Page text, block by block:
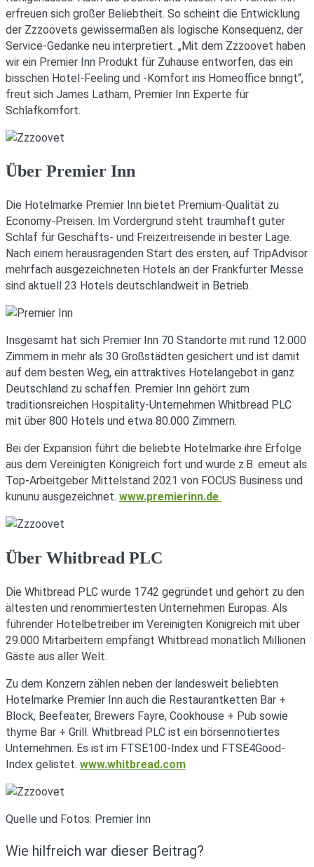
erfreuen sich großer Beliebtheit. So scheint die Entwicklung
der Zzzoovets gewissermaßen als logische Konsequenz, der
Service-Gedanke neu interpretiert. „Mit dem Zzzoovet haben
wir ein Premier Inn Produkt für Zuhause entworfen, das ein
bisschen Hotel-Feeling und -Komfort ins Homeoffice bringt“,
freut sich James Latham, Premier Inn Experte für
Schlafkomfort.
Über Premier Inn
Die Hotelmarke Premier Inn bietet Premium-Qualität zu
Economy-Preisen. Im Vordergrund steht traumhaft guter
Schlaf für Geschäfts- und Freizeitreisende in bester Lage.
Nach einem herausragenden Start des ersten, auf TripAdvisor
mehrfach ausgezeichneten Hotels an der Frankfurter Messe
sind aktuell 23 Hotels deutschlandweit in Betrieb.
Insgesamt hat sich Premier Inn 70 Standorte mit rund 12.000
Zimmern in mehr als 30 Großstädten gesichert und ist damit
auf dem besten Weg, ein attraktives Hotelangebot in ganz
Deutschland zu schaffen. Premier Inn gehört zum
traditionsreichen Hospitality-Unternehmen Whitbread PLC
mit über 800 Hotels und etwa 80.000 Zimmern.
Bei der Expansion führt die beliebte Hotelmarke ihre Erfolge
aus dem Vereinigten Königreich fort und wurde z.B. erneut als
Top-Arbeitgeber Mittelstand 2021 von FOCUS Business und
kununu ausgezeichnet. www.premierinn.de
Über Whitbread PLC
Die Whitbread PLC wurde 1742 gegründet und gehört zu den
ältesten und renommiertesten Unternehmen Europas. Als
führender Hotelbetreiber im Vereinigten Königreich mit über
29.000 Mitarbeitern empfängt Whitbread monatlich Millionen
Gäste aus aller Welt.
Zu dem Konzern zählen neben der landesweit beliebten
Hotelmarke Premier Inn auch die Restaurantketten Bar +
Block, Beefeater, Brewers Fayre, Cookhouse + Pub sowie
thyme Bar + Grill. Whitbread PLC ist ein börsennotiertes
Unternehmen. Es ist im FTSE100-Index und FTSE4Good-
Index gelistet. www.whitbread.com
Quelle und Fotos: Premier Inn
Wie hilfreich war dieser Beitrag?